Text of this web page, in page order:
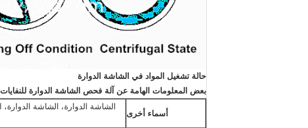
حالة تشغيل المواد في الشاشة الدوارة
بعض المعلومات الهامة عن آلة فحص الشاشة الدوارة
أسماء أخرى
الشاشة الدوارة، الشاشة